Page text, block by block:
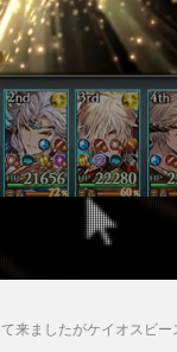
来ましたがケイオスビ